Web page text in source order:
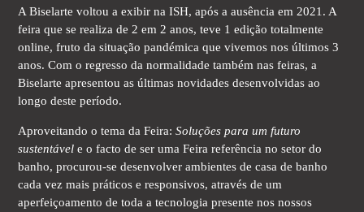
A Biselarte voltou a exibir na ISH, após a ausência em 2021. A
feira que se realiza de 2 em 2 anos, teve 1 edição totalmente
online, fruto da situação pandémica que vivemos nos últimos 3
anos. Com o regresso da normalidade também nas feiras, a
Biselarte apresentou as últimas novidades desenvolvidas ao
longo deste período.
Aproveitando o tema da Feira:Soluções para um futuro
sustentávele o facto de ser uma Feira referência no setor do
banho, procurou-se desenvolver ambientes de casa de banho
cada vez mais práticos e responsivos, através de um
aperfeiçoamento de toda a tecnologia presente nos nossos